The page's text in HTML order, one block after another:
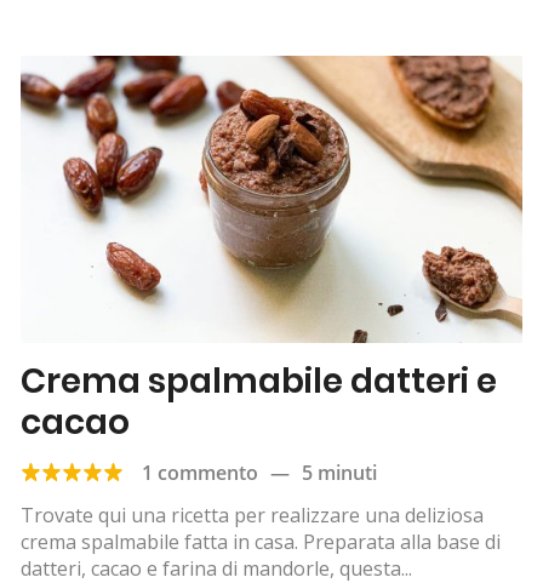
Crema spalmabile datteri e
cacao
1 commento — 5 minuti
Trovate qui una ricetta per realizzare una deliziosa
crema spalmabile fatta in casa. Preparata alla base di
datteri, cacao e farina di mandorle, questa...